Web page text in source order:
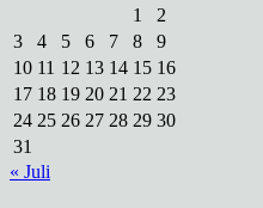
1
2
3
4 5 6 7 8
9
10 11 12 13 14 15 16
17 18 19 20 21 22 23
24 25 26 27 28 29 30
31
« Juli